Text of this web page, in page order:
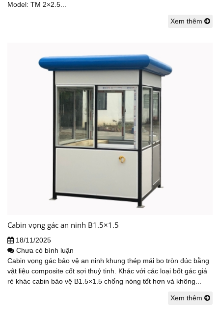
Model: TM 2×2.5...
Xem thêm
Cabin vọng gác an ninh B1.5×1.5
18/11/2025
Chưa có bình luận
Cabin vọng gác bảo vệ an ninh khung thép mái bo tròn đúc bằng
vật liệu composite cốt sợi thuỷ tinh. Khác với các loại bốt gác giá
rẻ khác cabin bảo vệ B1.5×1.5 chống nóng tốt hơn và không...
Xem thêm